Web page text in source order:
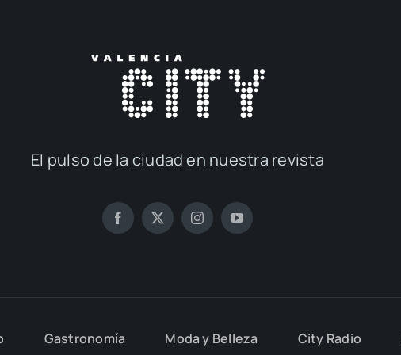
El pul­so de la ciu­dad en nues­tra revis­ta
Gas­tro­no­mía Moda y Belle­za City Radio